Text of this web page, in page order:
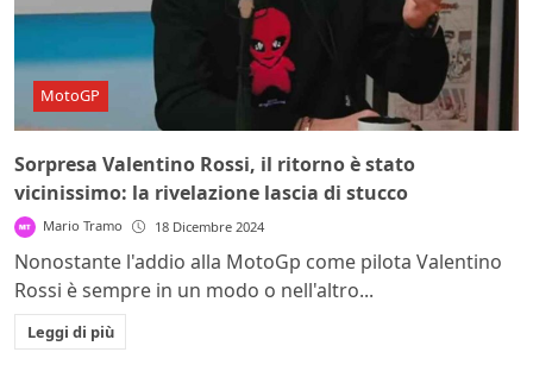
MotoGP
Sorpresa Valentino Rossi, il ritorno è stato
vicinissimo: la rivelazione lascia di stucco
Mario Tramo 18 Dicembre 2024
Nonostante l'addio alla MotoGp come pilota Valentino
Rossi è sempre in un modo o nell'altro...
Leggi di più